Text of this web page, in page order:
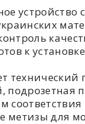
устройство
к
технический
подрозетная
соответствия
метизы для